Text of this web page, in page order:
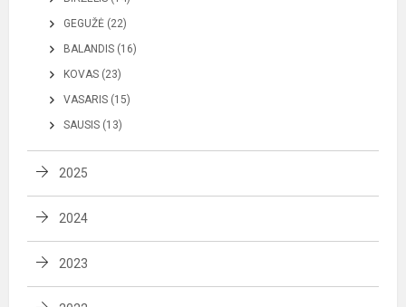
GEGUŽĖ (22)
BALANDIS (16)
KOVAS (23)
VASARIS (15)
SAUSIS (13)
2025
2024
2023